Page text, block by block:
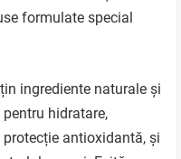
formulate special
ingrediente naturale și
hidratare,
antioxidantă, și